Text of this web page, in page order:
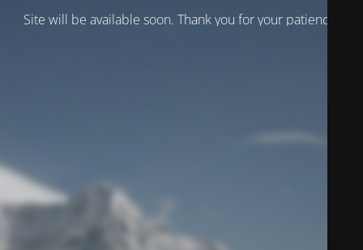
Site will be available soon. Thank you for your patience!